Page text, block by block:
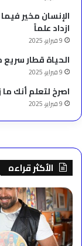
الإنسان مخير
ازداد علماً
9 فبراير، 2025
الحياة قطار
9 فبراير، 2025
‫اصرخ لتعلم أنك
9 فبراير، 2025
الأكثر قراءه